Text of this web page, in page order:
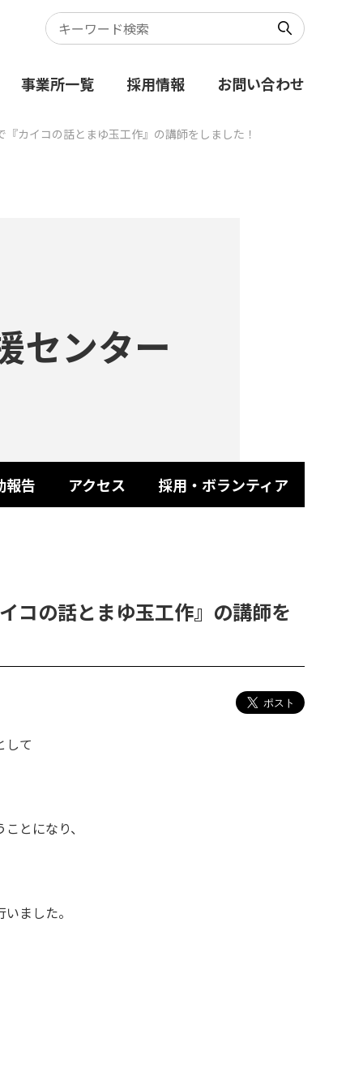
事業所一覧 採用情報 お問い合わせ
『カイコの話とまゆ玉工作』の講師をしました！
センター
報告 アクセス 採用・ボランティア
コの話とまゆ玉工作』の講師を
して
とになり、
ました。